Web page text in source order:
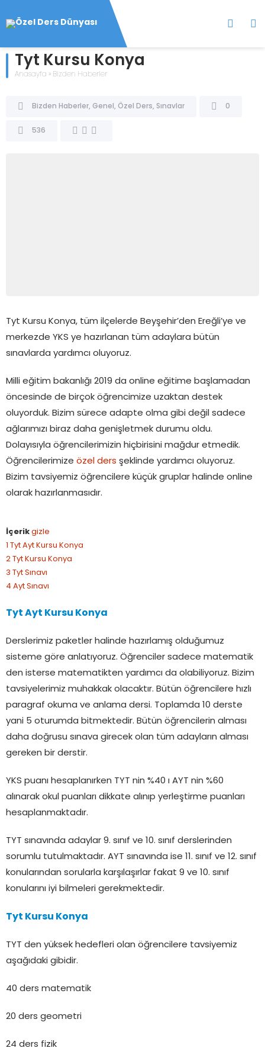
Tyt Kursu Konya
Anasayfa » Bizden Haberler
Bizden Haberler, Genel , Özel Ders, Sınavlar 0
536
Tyt Kursu Konya, tüm ilçelerde Beyşehir’den Ereğli’ye ve
merkezde YKS ye hazırlanan tüm adaylara bütün
sınavlarda yardımcı oluyoruz.
Milli eğitim bakanlığı 2019 da online eğitime başlamadan
öncesinde de birçok öğrencimize uzaktan destek
oluyorduk. Bizim sürece adapte olma gibi değil sadece
ağlarımızı biraz daha genişletmek durumu oldu.
Dolayısıyla öğrencilerimizin hiçbirisini mağdur etmedik.
Öğrencilerimize özel ders şeklinde yardımcı oluyoruz.
Bizim tavsiyemiz öğrencilere küçük gruplar halinde online
olarak hazırlanmasıdır.
İçerik gizle
1 Tyt Ayt Kursu Konya
2 Tyt Kursu Konya
3 Tyt Sınavı
4 Ayt Sınavı
Tyt Ayt Kursu Konya
Derslerimiz paketler halinde hazırlamış olduğumuz
sisteme göre anlatıyoruz. Öğrenciler sadece matematik
den isterse matematikten yardımcı da olabiliyoruz. Bizim
tavsiyelerimiz muhakkak olacaktır. Bütün öğrencilere hızlı
paragraf okuma ve anlama dersi. Toplamda 10 derste
yani 5 oturumda bitmektedir. Bütün öğrencilerin alması
daha doğrusu sınava girecek olan tüm adayların alması
gereken bir derstir.
YKS puanı hesaplanırken TYT nin %40 ı AYT nin %60
alınarak okul puanları dikkate alınıp yerleştirme puanları
hesaplanmaktadır.
TYT sınavında adaylar 9. sınıf ve 10. sınıf derslerinden
sorumlu tutulmaktadır. AYT sınavında ise 11. sınıf ve 12. sınıf
konularından sorularla karşılaşırlar fakat 9 ve 10. sınıf
konularını iyi bilmeleri gerekmektedir.
Tyt Kursu Konya
TYT den yüksek hedefleri olan öğrencilere tavsiyemiz
aşağıdaki gibidir.
40 ders matematik
20 ders geometri
24 ders fizik